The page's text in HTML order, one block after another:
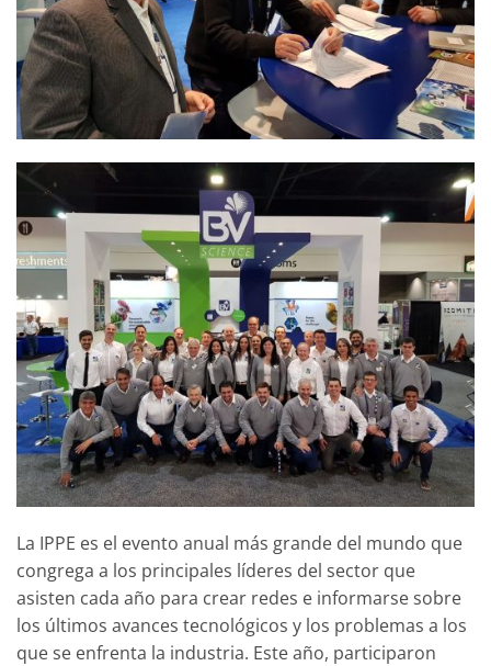
La IPPE es el evento anual más grande del mundo que
congrega a los principales líderes del sector que
asisten cada año para crear redes e informarse sobre
los últimos avances tecnológicos y los problemas a los
que se enfrenta la industria. Este año, participaron